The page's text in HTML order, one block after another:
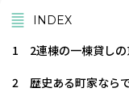
INDEX
1
2連棟の一棟貸しの
2
歴史ある町家なら